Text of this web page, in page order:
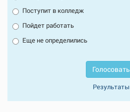
Поступит в колледж
Пойдет работать
Еще не определились
Голосовать
Результаты